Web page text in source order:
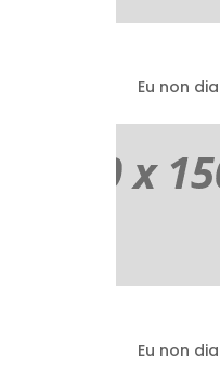
Eu non
Eu non